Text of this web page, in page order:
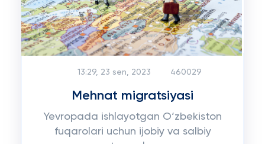
13:29, 23 sen, 2023 460029
Mehnat migratsiyasi
Yevropada ishlayotgan O‘zbekiston
fuqarolari uchun ijobiy va salbiy